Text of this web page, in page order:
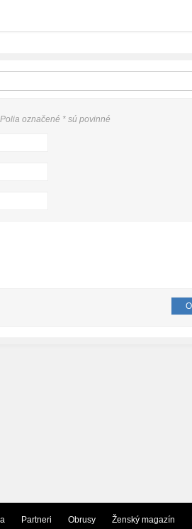
označené * sú povinné
Partneri Obrusy Ženský magazín